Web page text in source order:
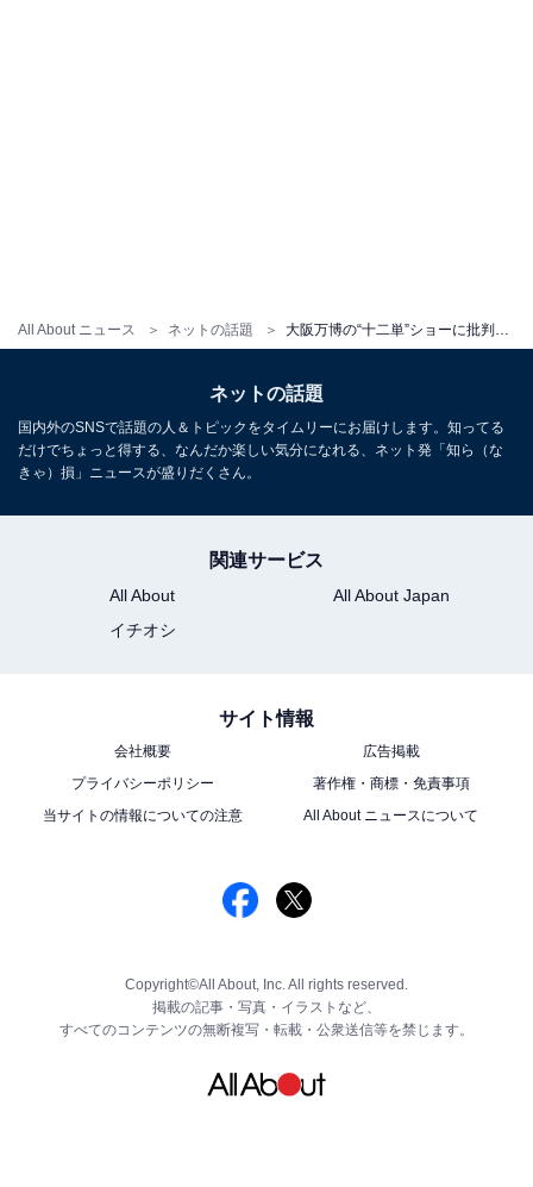
All About ニュース ネットの話題
ネットの話題
国内外のSNSで話題の人＆トピックをタイムリーにお届けします。知ってる
だけでちょっと得する、なんだか楽しい気分になれる、ネット発「知ら（な
きゃ）損」ニュースが盛りだくさん。
関連サービス
All About
All About Japan
イチオシ
サイト情報
会社概要
広告掲載
プライバシーポリシー
著作権・商標・免責事項
当サイトの情報についての注意
All About ニュースについて
Copyright©All About, Inc. All rights reserved.
掲載の記事・写真・イラストなど、
すべてのコンテンツの無断複写・転載・公衆送信等を禁じます。